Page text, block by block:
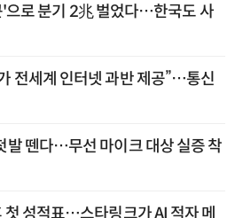
'으로 분기 2兆 벌었다…한국도 사
전세계 인터넷 과반 제공”…통신
발 뗀다…무선 마이크 대상 실증 착
첫 성적표…스타링크가 AI 적자 메